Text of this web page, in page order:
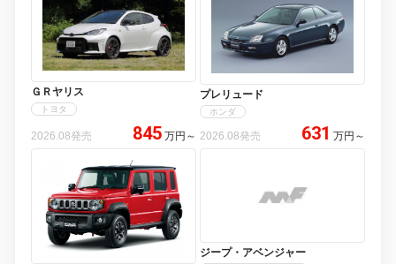
ＧＲヤリス
トヨタ
2026.08発売 845 万円 ～
プレリュード
ホンダ
2026.08発売 631 万円 ～
ジープ・アベンジャー